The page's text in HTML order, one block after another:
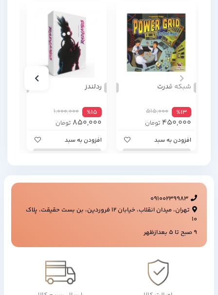
شبکه قدرت
%13
515,000
450,000 تومان
افزودن به سبد
ردلندز
%15
1,000,000
850,000 تومان
افزودن به سبد
09100239983
تهران، میدان انقلاب، خیابان ۱۲ فروردین، بن بست حقیقت، پلاک
۱۰
9 صبح تا 5 بعدازظهر